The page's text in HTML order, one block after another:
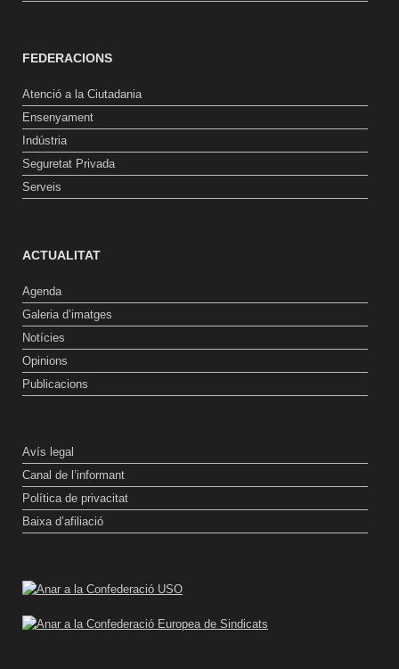
FEDERACIONS
Atenció a la Ciutadania
Ensenyament
Indústria
Seguretat Privada
Serveis
ACTUALITAT
Agenda
Galeria d’imatges
Notícies
Opinions
Publicacions
Avís legal
Canal de l’informant
Política de privacitat
Baixa d’afiliació